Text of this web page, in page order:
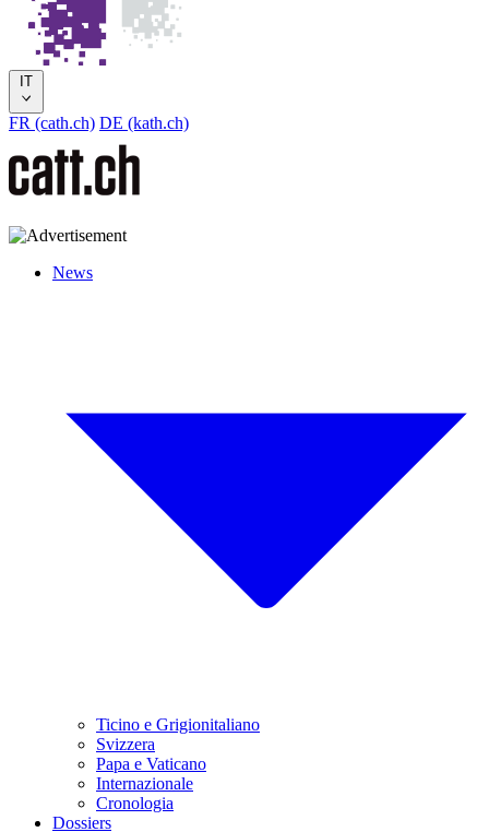
IT
FR (cath.ch) DE (kath.ch)
News
Ticino e Grigionitaliano
Svizzera
Papa e Vaticano
Internazionale
Cronologia
Dossiers